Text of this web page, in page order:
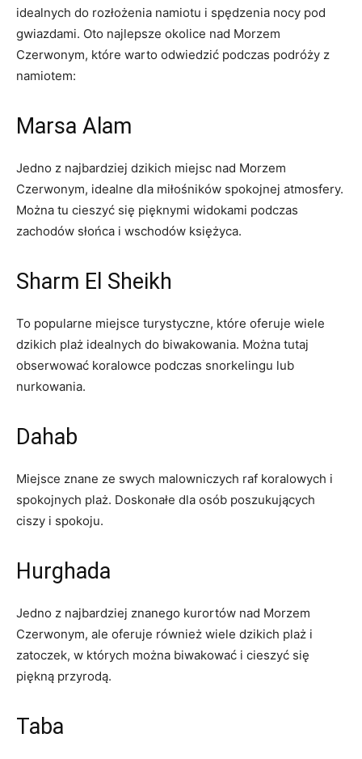
⁢idealnych do rozłożenia⁢ namiotu⁤ i spędzenia nocy pod ​
gwiazdami. Oto najlepsze okolice nad Morzem
Czerwonym, ⁣które ‍warto ‌odwiedzić podczas podróży z⁣
namiotem:
Marsa Alam
Jedno z najbardziej dzikich ⁤miejsc nad Morzem‍
Czerwonym, idealne dla miłośników spokojnej atmosfery.⁤
Można‍ tu⁤ cieszyć się ‍pięknymi widokami podczas
‌zachodów słońca i wschodów księżyca.
Sharm El Sheikh
To⁤ popularne‍ miejsce turystyczne,⁤ które ​oferuje wiele
dzikich plaż⁢ idealnych do biwakowania. Można tutaj
obserwować koralowce podczas⁢ snorkelingu lub
nurkowania.
Dahab
Miejsce ‍znane ze ​swych malowniczych raf koralowych i
spokojnych⁢ plaż. Doskonałe ⁢dla osób ⁢poszukujących
ciszy i spokoju.
Hurghada
Jedno z najbardziej znanego kurortów nad Morzem
Czerwonym, ale oferuje również wiele dzikich ⁢plaż i
⁤zatoczek,⁤ w których⁢ można biwakować i cieszyć ⁤się‌
piękną przyrodą.
Taba